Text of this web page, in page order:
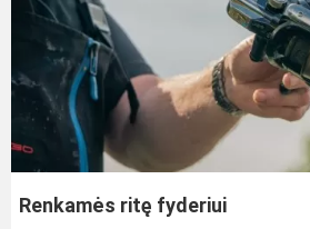
Renkamės ritę fyderiui